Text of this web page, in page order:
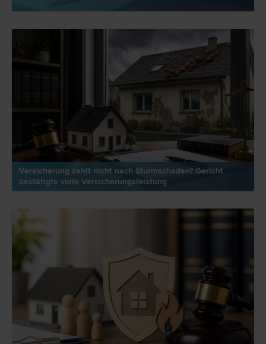
Versicherung zahlt nicht nach Sturmschaden? Gericht
bestätigte volle Versicherungsleistung